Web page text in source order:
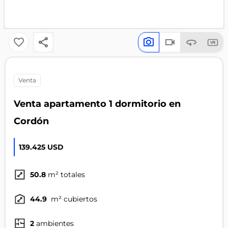
venta
Venta apartamento 1 dormitorio en
Cordón
139.425 USD
50.8 m² totales
44.9 m² cubiertos
2 ambientes